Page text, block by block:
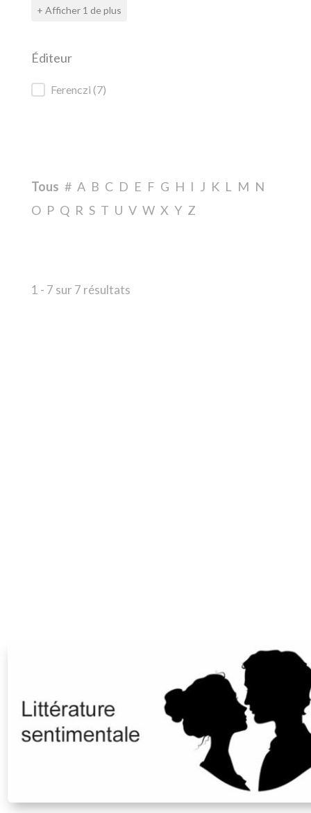
+ Afficher 1 de plus
Éditeur
Éditeur
Ferenczi (7)
Index
Tous # A B C D E F G H I J K L M N
O P Q R S T U V W X Y Z
1 - 7 sur 7 résultats